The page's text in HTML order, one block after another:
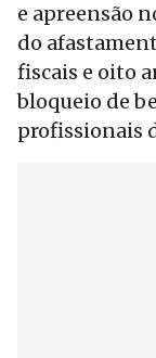
e apreensão
do
fiscais e oito
bloqueio de
profissionais